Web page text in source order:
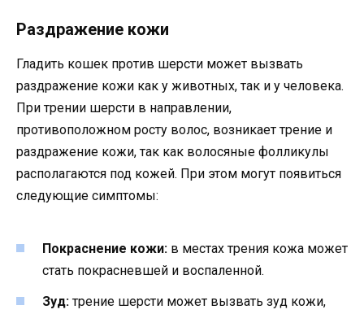
Раздражение кожи
Гладить кошек против шерсти может вызвать
раздражение кожи как у животных, так и у человека.
При трении шерсти в направлении,
противоположном росту волос, возникает трение и
раздражение кожи, так как волосяные фолликулы
располагаются под кожей. При этом могут появиться
следующие симптомы:
Покраснение кожи: в местах трения кожа может
стать покрасневшей и воспаленной.
Зуд: трение шерсти может вызвать зуд кожи,